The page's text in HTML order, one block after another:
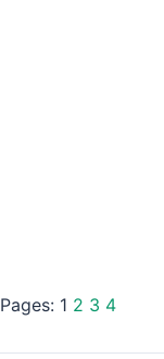
Pages: 1 2 3 4